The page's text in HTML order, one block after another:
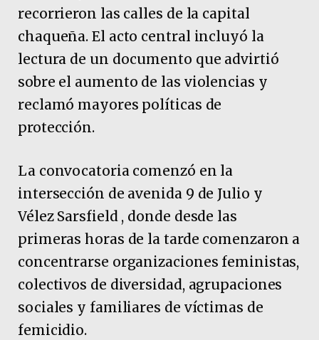
recorrieron las calles de la capital
chaqueña. El acto central incluyó la
lectura de un documento que advirtió
sobre el aumento de las violencias y
reclamó mayores políticas de
protección.
La convocatoria comenzó en la
intersección de avenida 9 de Julio y
Vélez Sarsfield , donde desde las
primeras horas de la tarde comenzaron a
concentrarse organizaciones feministas,
colectivos de diversidad, agrupaciones
sociales y familiares de víctimas de
femicidio.